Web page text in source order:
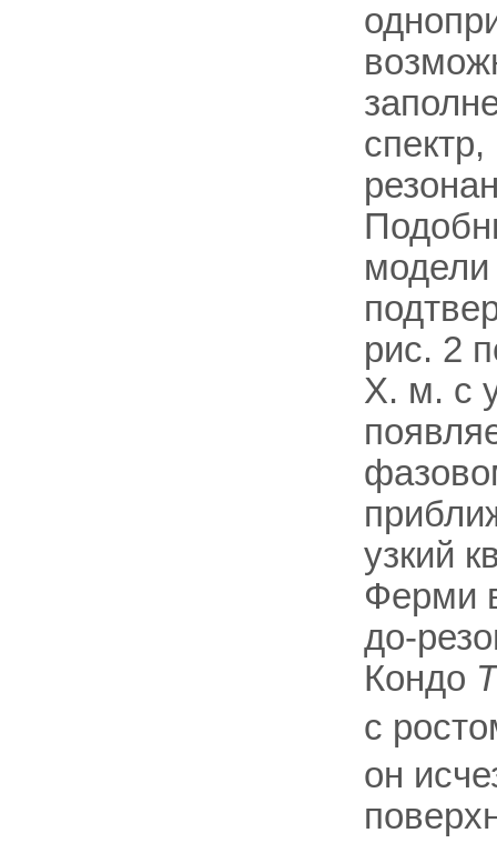
рис. 2
X. м. с
узкий
Ферми
до-
Кондо T
с
он